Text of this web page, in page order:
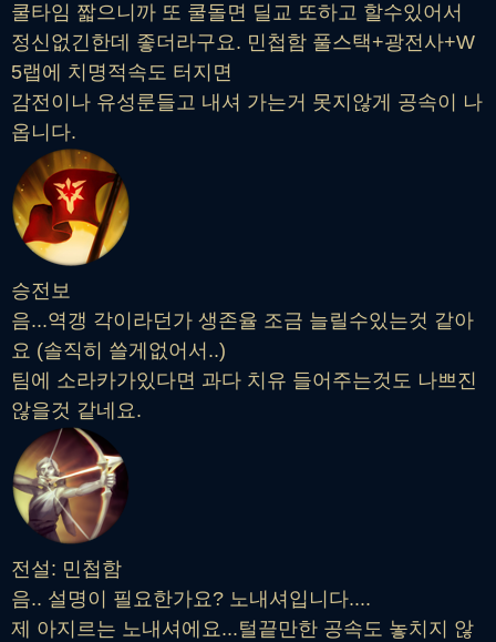
쿨타임 짧으니까 또 쿨돌면 딜교 또하고 할수있어서
정신없긴한데 좋더라구요. 민첩함 풀스택+광전사+W
5랩에 치명적속도 터지면
감전이나 유성룬들고 내셔 가는거 못지않게 공속이 나
옵니다.
승전보
음...역갱 각이라던가 생존율 조금 늘릴수있는것 같아
요 (솔직히 쓸게없어서..)
팀에 소라카가있다면 과다 치유 들어주는것도 나쁘진
않을것 같네요.
전설: 민첩함
음.. 설명이 필요한가요? 노내셔입니다....
제 아지르는 노내셔에요...털끝만한 공속도 놓치지 않